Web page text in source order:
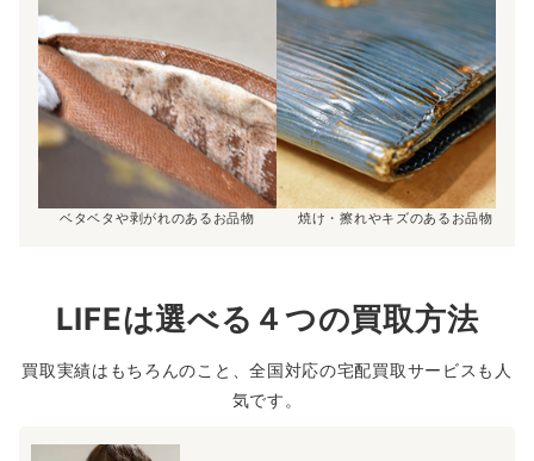
ベタベタや剥がれのあるお品物 焼け・擦れやキズのあるお品物
LIFEは選べる４つの買取方法
買取実績はもちろんのこと、全国対応の宅配買取サービスも人
気です。